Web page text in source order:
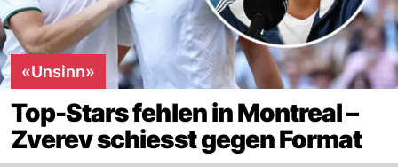
«Unsinn»
Top-Stars fehlen in Montreal –
Zverev schiesst gegen Format